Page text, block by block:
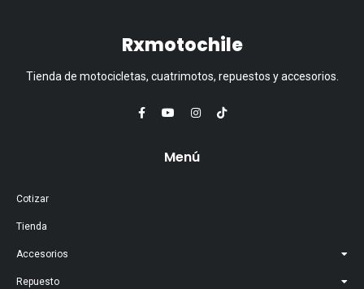
Rxmotochile
Tienda de motocicletas, cuatrimotos, repuestos y accesorios.
Menú
Cotizar
Tienda
Accesorios
Repuesto